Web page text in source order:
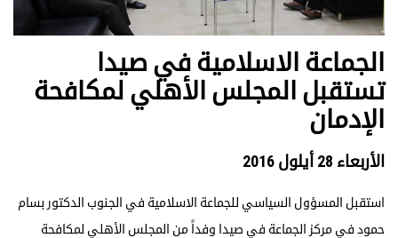
الجماعة الاسلامية في صيدا
تستقبل المجلس الأهلي لمكافحة
الإدمان
الأربعاء 28 أيلول 2016
استقبل المسؤول السياسي للجماعة الاسلامية في الجنوب الدكتور بسام
حمود في مركز الجماعة في صيدا وفداً من المجلس الأهلي لمكافحة